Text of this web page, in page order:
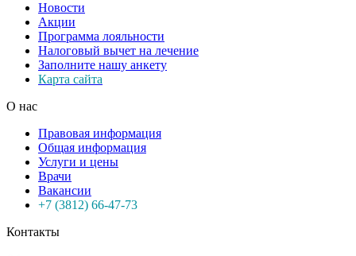
Новости
Акции
Программа лояльности
Налоговый вычет на лечение
Заполните нашу анкету
Карта сайта
О нас
Правовая информация
Общая информация
Услуги и цены
Врачи
Вакансии
+7 (3812) 66-47-73
Контакты